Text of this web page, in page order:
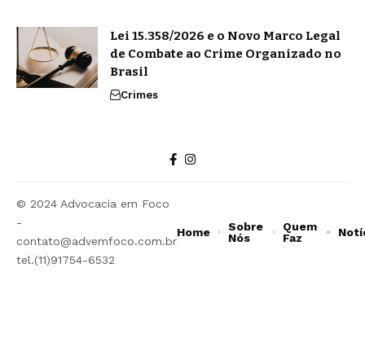
Lei 15.358/2026 e o Novo Marco Legal
de Combate ao Crime Organizado no
Brasil
Crimes
© 2024 Advocacia em Foco
-
contato@advemfoco.com.br
tel.(11)91754-6532
Home
Sobre
Nós
Quem
Faz